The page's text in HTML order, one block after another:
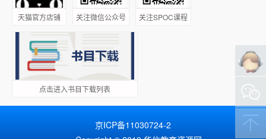
天猫官方店铺 关注微信公众号 关注SPOC课程
点击进入书目下载列表
京ICP备11030724-2